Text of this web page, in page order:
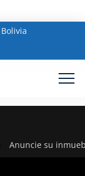
Bolivia
Anuncie su